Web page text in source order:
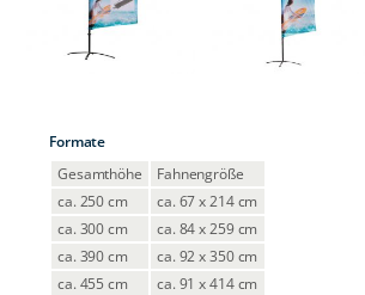
Formate
Gesamthöhe
Fahnengröße
ca. 250 cm
ca. 67 x 214 cm
ca. 300 cm
ca. 84 x 259 cm
ca. 390 cm
ca. 92 x 350 cm
ca. 455 cm
ca. 91 x 414 cm